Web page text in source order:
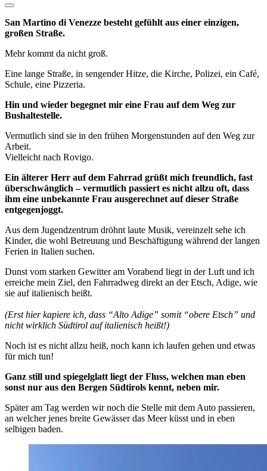
San Martino di Venezze besteht gefühlt aus einer einzigen,
großen Straße.
Mehr kommt da nicht groß.
Eine lange Straße, in sengender Hitze, die Kirche, Polizei, ein Café,
Schule, eine Pizzeria.
Hin und wieder begegnet mir eine Frau auf dem Weg zur
Bushaltestelle.
Vermutlich sind sie in den frühen Morgenstunden auf den Weg zur
Arbeit.
Vielleicht nach Rovigo.
Ein älterer Herr auf dem Fahrrad grüßt mich freundlich, fast
überschwänglich – vermutlich passiert es nicht allzu oft, dass
ihm eine unbekannte Frau ausgerechnet auf dieser Straße
entgegenjoggt.
Aus dem Jugendzentrum dröhnt laute Musik, vereinzelt sehe ich
Kinder, die wohl Betreuung und Beschäftigung während der langen
Ferien in Italien suchen.
Dunst vom starken Gewitter am Vorabend liegt in der Luft und ich
erreiche mein Ziel, den Fahrradweg direkt an der Etsch, Adige, wie
sie auf italienisch heißt.
(Erst hier kapiere ich, dass “Alto Adige” somit “obere Etsch” und
nicht wirklich Südtirol auf italienisch heißt!)
Noch ist es nicht allzu heiß, noch kann ich laufen gehen und etwas
für mich tun!
Ganz still und spiegelglatt liegt der Fluss, welchen man eben
sonst nur aus den Bergen Südtirols kennt, neben mir.
Später am Tag werden wir noch die Stelle mit dem Auto passieren,
an welcher jenes breite Gewässer das Meer küsst und in eben
selbigen baden.